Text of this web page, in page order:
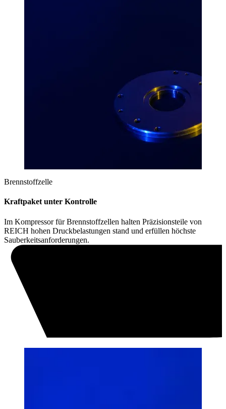
Brennstoffzelle
Kraftpaket unter Kontrolle
Im Kompressor für Brennstoffzellen halten Präzisionsteile von
REICH hohen Druckbelastungen stand und erfüllen höchste
Sauberkeitsanforderungen.